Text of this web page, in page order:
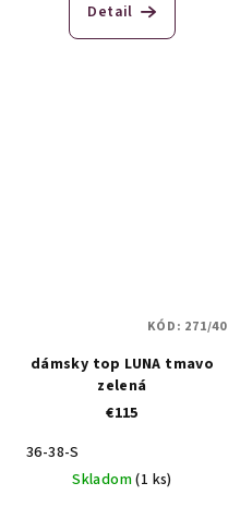
Detail
dámsky top LUNA tmavo
zelená
€115
36-38-S
Skladom(1 ks)
KÓD: 271/40